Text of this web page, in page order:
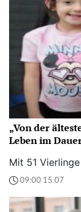
„Von der
Leben im
Mit 51
09:00 15.07